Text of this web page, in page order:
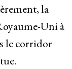
la
Uni à
le corridor